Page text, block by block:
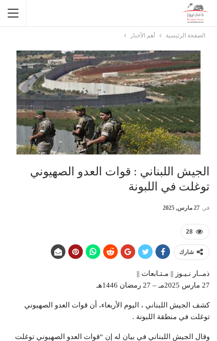
الصفحة الرئيسية أهم الأخبار
الجيش اللبناني : قوات العدو الصهيوني
توغلت في اللبونة
في 27 مارس, 2025
28
شارك
ذمــار نـيـوز || مـتـابعات ||
27 مارس 2025مـ – 27 رمضان 1446هـ
كشف الجيش اللبناني ، اليوم الأربعاء، أن قوات العدو الصهيوني
توغلت في منطقة اللبونة .
وقال الجيش اللبناني في بيان له إن “قوات العدو الصهيوني توغلت